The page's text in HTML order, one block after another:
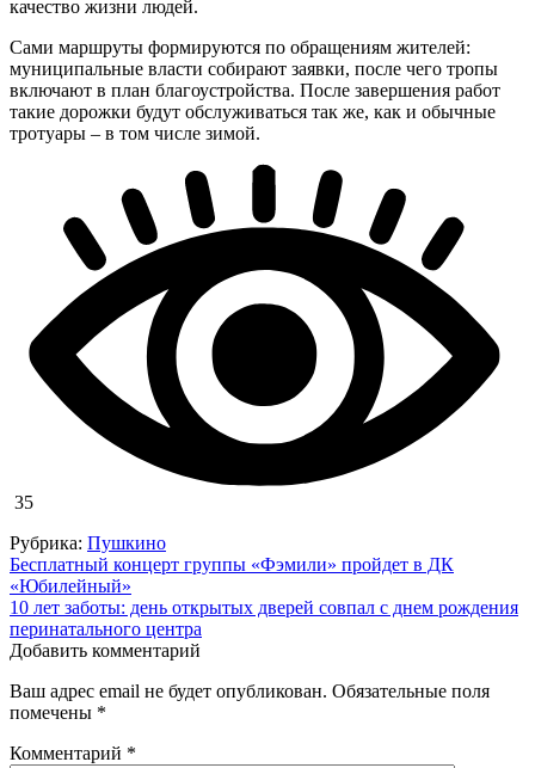
качество жизни людей.
Сами маршруты формируются по обращениям жителей:
муниципальные власти собирают заявки, после чего тропы
включают в план благоустройства. После завершения работ
такие дорожки будут обслуживаться так же, как и обычные
тротуары – в том числе зимой.
35
Рубрика: Пушкино
Навигация
по
записям
Бесплатный концерт группы «Фэмили» пройдет в ДК
«Юбилейный»
10 лет заботы: день открытых дверей совпал с днем рождения
перинатального центра
Добавить комментарий
Ваш адрес email не будет опубликован. Обязательные поля
помечены *
Комментарий *